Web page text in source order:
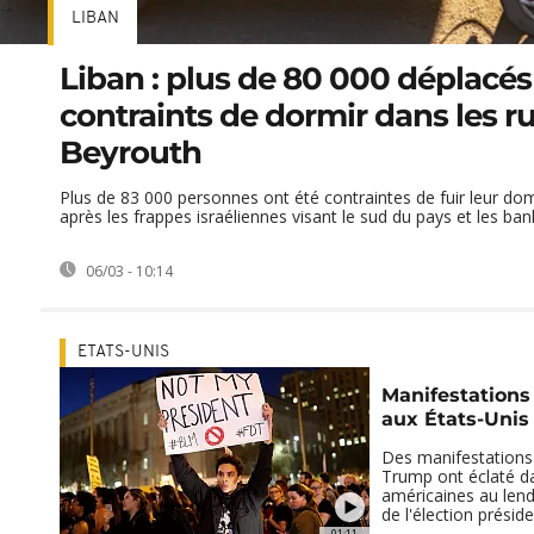
LIBAN
Liban : plus de 80 000 déplacés
contraints de dormir dans les
Beyrouth
Plus de 83 000 personnes ont été contraintes de fuir leur
après les frappes israéliennes visant le sud du pays et les
06/03 - 10:14
ETATS-UNIS
aux États-Unis
Des
Trump ont éclaté
américaines au
de l'élection